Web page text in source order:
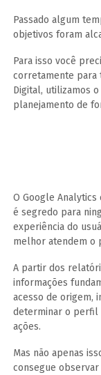
Passado algum
objetivos foram
Para isso você
corretamente para
Digital, utilizamos
planejamento de
O Google Analytics
é segredo para
experiência do
melhor atendem o
A partir dos
informações
acesso de origem,
determinar o perfil
ações.
Mas não apenas
consegue